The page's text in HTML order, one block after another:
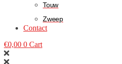
Touw
Zweep
Contact
€0,00 0 Cart